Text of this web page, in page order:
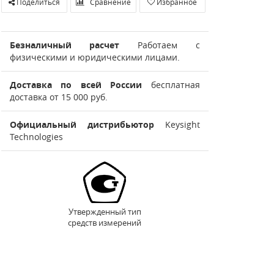
Безналичный расчет Работаем с
физическими и юридическими лицами.
Доставка по всей России бесплатная
доставка от 15 000 руб.
Официальный дистрибьюторKeysight
Technologies
Утвержденный тип
средств измерений